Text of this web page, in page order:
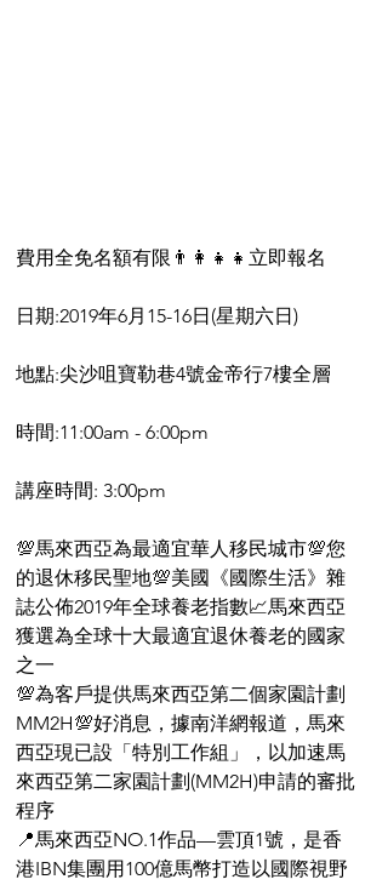
費用全免名額有限👨‍👩‍👧‍👧立即報名
日期:2019年6月15-16日(星期六日)
地點:尖沙咀寶勒巷4號金帝行7樓全層
時間:11:00am - 6:00pm
講座時間: 3:00pm
💯馬來西亞為最適宜華人移民城市💯您
的退休移民聖地💯美國《國際生活》雜
誌公佈2019年全球養老指數📈馬來西亞
獲選為全球十大最適宜退休養老的國家
之一
💯為客戶提供馬來西亞第二個家園計劃
MM2H💯好消息，據南洋網報道，馬來
西亞現已設「特別工作組」，以加速馬
來西亞第二家園計劃(MM2H)申請的審批
程序
📍馬來西亞NO.1作品—雲頂1號，是香
港IBN集團用100億馬幣打造以國際視野